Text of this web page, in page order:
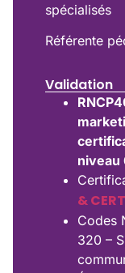
spécialisés
Référente
Validation
niveau
&
Codes
320 –